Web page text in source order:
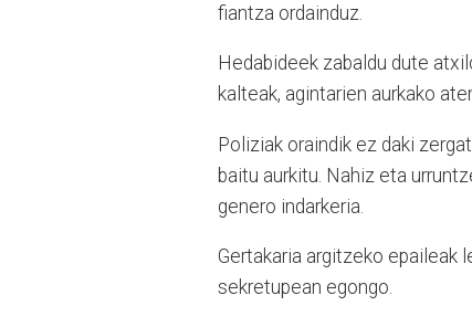
fiantza ordainduz.
Hedabideek zabaldu dute
kalteak, agintarien aurkako
Poliziak oraindik ez daki
baitu aurkitu. Nahiz eta
genero indarkeria.
Gertakaria argitzeko epaileak
sekretupean egongo.